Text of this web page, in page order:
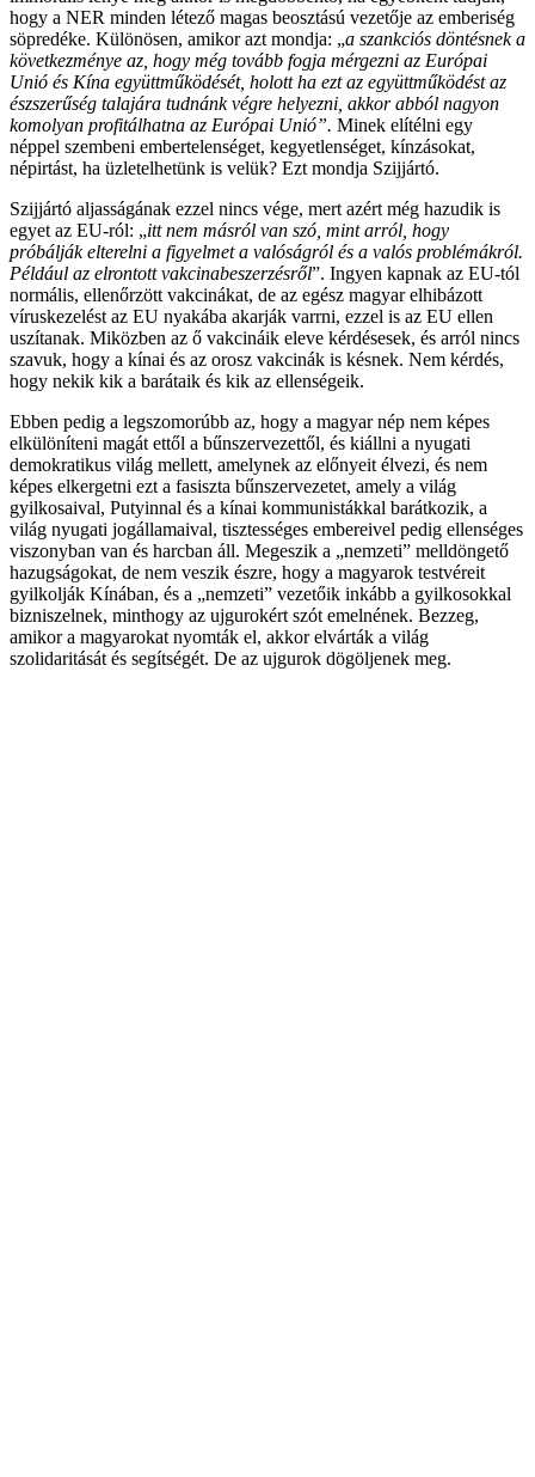
hogy a NER minden létező magas beosztású vezetője az emberiség
söpredéke. Különösen, amikor azt mondja: „a szankciós döntésnek a
következménye az, hogy még tovább fogja mérgezni az Európai
Unió és Kína együttműködését, holott ha ezt az együttműködést az
észszerűség talajára tudnánk végre helyezni, akkor abból nagyon
komolyan profitálhatna az Európai Unió”. Minek elítélni egy
néppel szembeni embertelenséget, kegyetlenséget, kínzásokat,
népirtást, ha üzletelhetünk is velük? Ezt mondja Szijjártó.
Szijjártó aljasságának ezzel nincs vége, mert azért még hazudik is
egyet az EU-ról: „itt nem másról van szó, mint arról, hogy
próbálják elterelni a figyelmet a valóságról és a valós problémákról.
Például az elrontott vakcinabeszerzésről”. Ingyen kapnak az EU-tól
normális, ellenőrzött vakcinákat, de az egész magyar elhibázott
víruskezelést az EU nyakába akarják varrni, ezzel is az EU ellen
uszítanak. Miközben az ő vakcináik eleve kérdésesek, és arról nincs
szavuk, hogy a kínai és az orosz vakcinák is késnek. Nem kérdés,
hogy nekik kik a barátaik és kik az ellenségeik.
Ebben pedig a legszomorúbb az, hogy a magyar nép nem képes
elkülöníteni magát ettől a bűnszervezettől, és kiállni a nyugati
demokratikus világ mellett, amelynek az előnyeit élvezi, és nem
képes elkergetni ezt a fasiszta bűnszervezetet, amely a világ
gyilkosaival, Putyinnal és a kínai kommunistákkal barátkozik, a
világ nyugati jogállamaival, tisztességes embereivel pedig ellenséges
viszonyban van és harcban áll. Megeszik a „nemzeti” melldöngető
hazugságokat, de nem veszik észre, hogy a magyarok testvéreit
gyilkolják Kínában, és a „nemzeti” vezetőik inkább a gyilkosokkal
bizniszelnek, minthogy az ujgurokért szót emelnének. Bezzeg,
amikor a magyarokat nyomták el, akkor elvárták a világ
szolidaritását és segítségét. De az ujgurok dögöljenek meg.